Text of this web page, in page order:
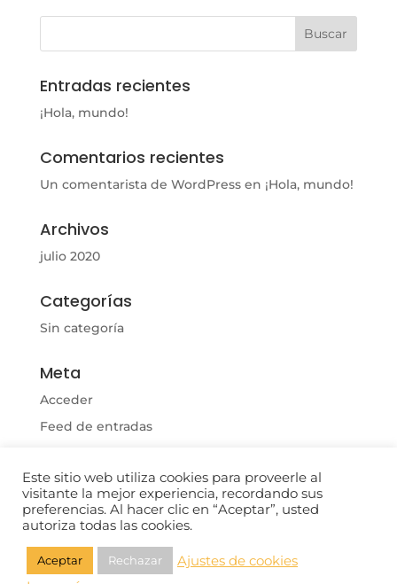
Entradas recientes
¡Hola, mundo!
Comentarios recientes
Un comentarista de WordPressen ¡Hola, mundo!
Archivos
julio 2020
Categorías
Sin categoría
Meta
Acceder
Feed de entradas
WordPress.org
</> iriartec | © 2022-2026 PROFAL AI SAS
Este sitio web utiliza cookies para proveerle al
visitante la mejor experiencia, recordando sus
preferencias. Al hacer clic en “Aceptar”, usted
autoriza todas las cookies.
Aceptar Rechazar
Ajustes de cookies